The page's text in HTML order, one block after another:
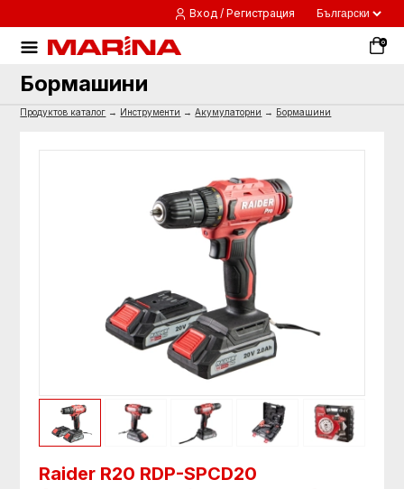
Вход / Регистрация
0
Бормашини
Продуктов каталог → Инструменти →Акумулаторни → Бормашини
Raider R20 RDP-SPCD20